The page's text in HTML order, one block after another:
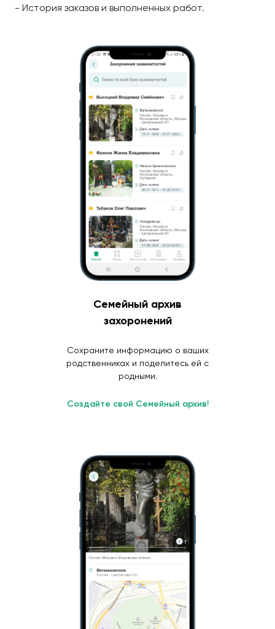
- История заказов и выполненных работ.
Семейный архив
захоронений
Сохраните информацию о ваших
родственниках и поделитесь ей с
родными.
Создайте свой Семейный архив!